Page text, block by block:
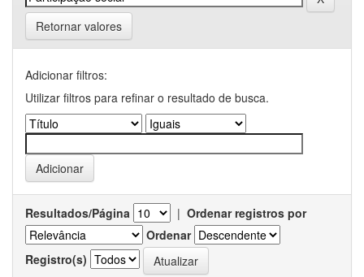
Retornar valores
Adicionar filtros:
Utilizar filtros para refinar o resultado de busca.
Resultados/Página | Ordenar registros por
Ordenar
Registro(s)